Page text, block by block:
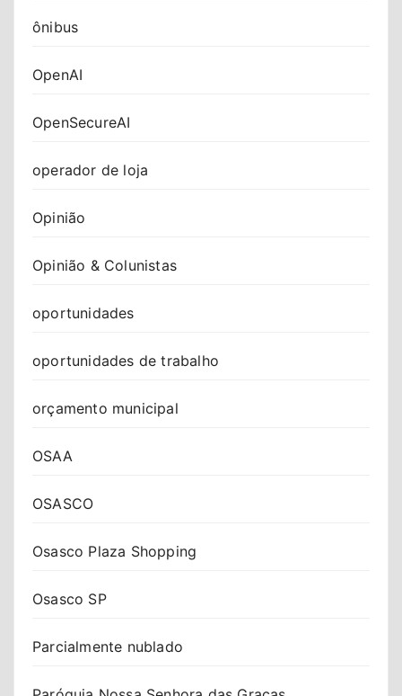
ônibus
OpenAI
OpenSecureAI
operador de loja
Opinião
Opinião & Colunistas
oportunidades
oportunidades de trabalho
orçamento municipal
OSAA
OSASCO
Osasco Plaza Shopping
Osasco SP
Parcialmente nublado